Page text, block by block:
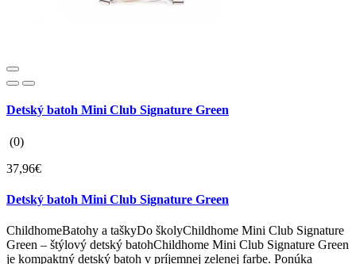
Detský batoh Mini Club Signature Green
(0)
37,96€
Detský batoh Mini Club Signature Green
ChildhomeBatohy a taškyDo školyChildhome Mini Club Signature
Green – štýlový detský batohChildhome Mini Club Signature Green
je kompaktný detský batoh v príjemnej zelenej farbe. Ponúka